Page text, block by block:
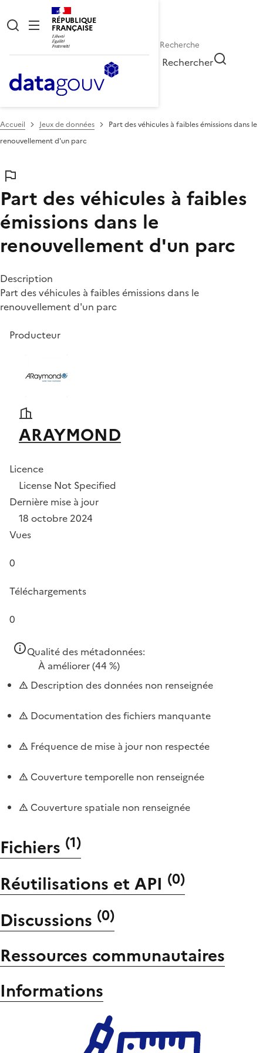
RÉPUBLIQUE
FRANÇAISE
Rechercher
Accueil Jeux de données
Part des véhicules à faibles émissions dans le
renouvellement d'un parc
Part des véhicules à faibles
émissions dans le
renouvellement d'un parc
Description
Part des véhicules à faibles émissions dans le
renouvellement d'un parc
Producteur
ARAYMOND
Licence
License Not Specified
Dernière mise à jour
18 octobre 2024
Vues
0
Téléchargements
0
Qualité des métadonnées:
À améliorer(44 %)
Description des données non renseignée
Documentation des fichiers manquante
Fréquence de mise à jour non respectée
Couverture temporelle non renseignée
Couverture spatiale non renseignée
Fichiers (1)
Réutilisations et API (0)
Discussions (0)
Ressources communautaires
Informations